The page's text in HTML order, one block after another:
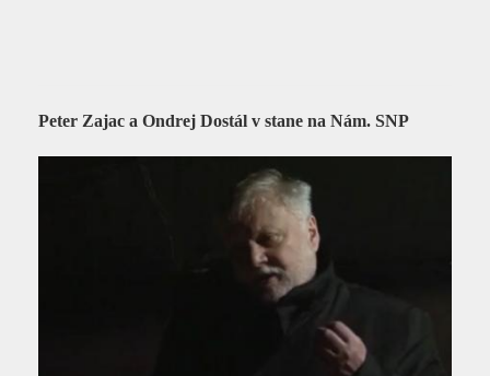
Peter Zajac a Ondrej Dostál v stane na Nám. SNP